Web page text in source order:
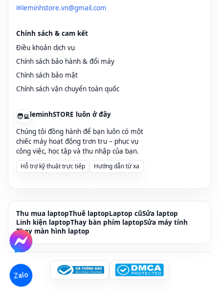
✉leminhstore.vn@gmail.com
Chính sách & cam kết
Điều khoản dịch vụ
Chính sách bảo hành & đổi máy
Chính sách bảo mật
Chính sách vận chuyển toàn quốc
🧑‍💻leminhSTORE luôn ở đây
Chúng tôi đồng hành để bạn luôn có một
chiếc máy hoạt động trơn tru – phục vụ
công việc, học tập và thu nhập của bạn.
Hỗ trợ kỹ thuật trực tiếp Hướng dẫn từ xa
Thu mua laptopThuê laptopLaptop cũSửa laptop
Linh kiện laptopThay bàn phím laptopSửa máy tính
Thay màn hình laptop
Zalo